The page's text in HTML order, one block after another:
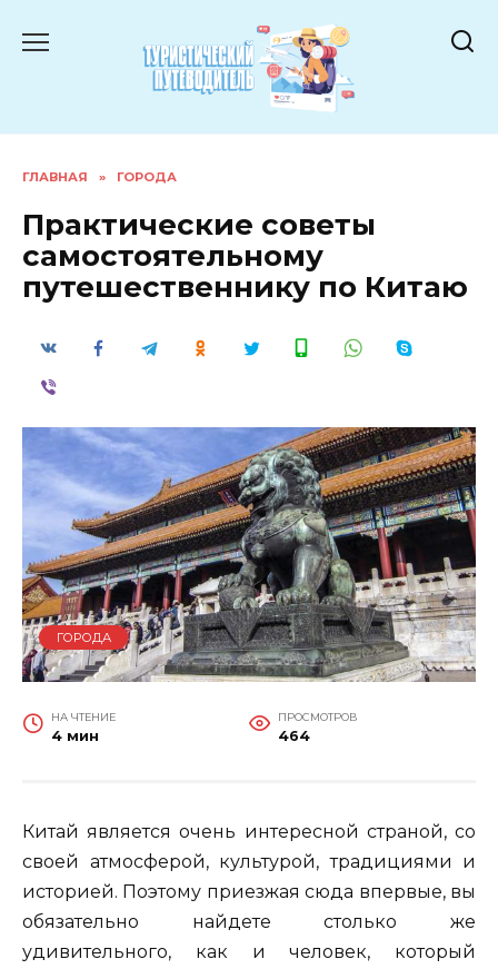
ГЛАВНАЯ » ГОРОДА
Практические советы
самостоятельному
путешественнику по Китаю
ГОРОДА
НА ЧТЕНИЕ
4 мин
ПРОСМОТРОВ
464
Китай является очень интересной страной, со
своей атмосферой, культурой, традициями и
историей. Поэтому приезжая сюда впервые, вы
обязательно найдете столько же
удивительного, как и человек, который